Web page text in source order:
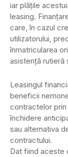
iar plăţile
leasing.
care, în cazul
utilizatorului,
înmatricularea
asistenţă rutieră
Leasingul
beneficii
contractelor
închidere
sau alternativa
contractului.
Dat fiind aceste